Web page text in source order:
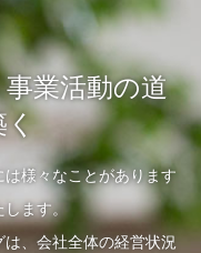
業活動の道
く
様々なことがあります
ます。
、会社全体の経営状況